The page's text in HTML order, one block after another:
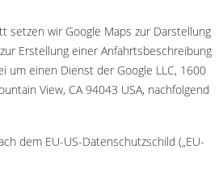
setzen wir Google Maps zur Darstellung
Erstellung einer Anfahrtsbeschreibung
um einen Dienst der Google LLC, 1600
View, CA 94043 USA, nachfolgend
dem EU-US-Datenschutzschild („EU-